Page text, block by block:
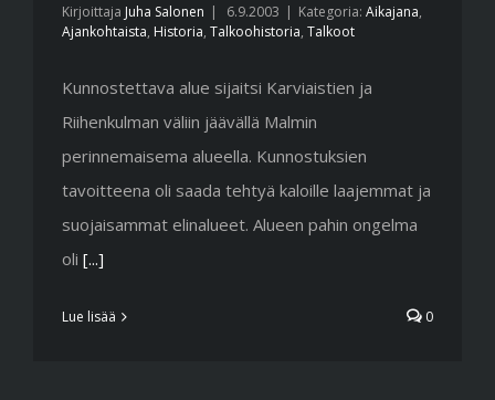
Kirjoittaja Juha Salonen | 6.9.2003 | Kategoria: Aikajana,
Ajankohtaista, Historia, Talkoohistoria, Talkoot
Kunnostettava alue sijaitsi Karviaistien ja
Riihenkulman väliin jäävällä Malmin
perinnemaisema alueella. Kunnostuksien
tavoitteena oli saada tehtyä kaloille laajemmat ja
suojaisammat elinalueet. Alueen pahin ongelma
oli [...]
Lue lisää 0